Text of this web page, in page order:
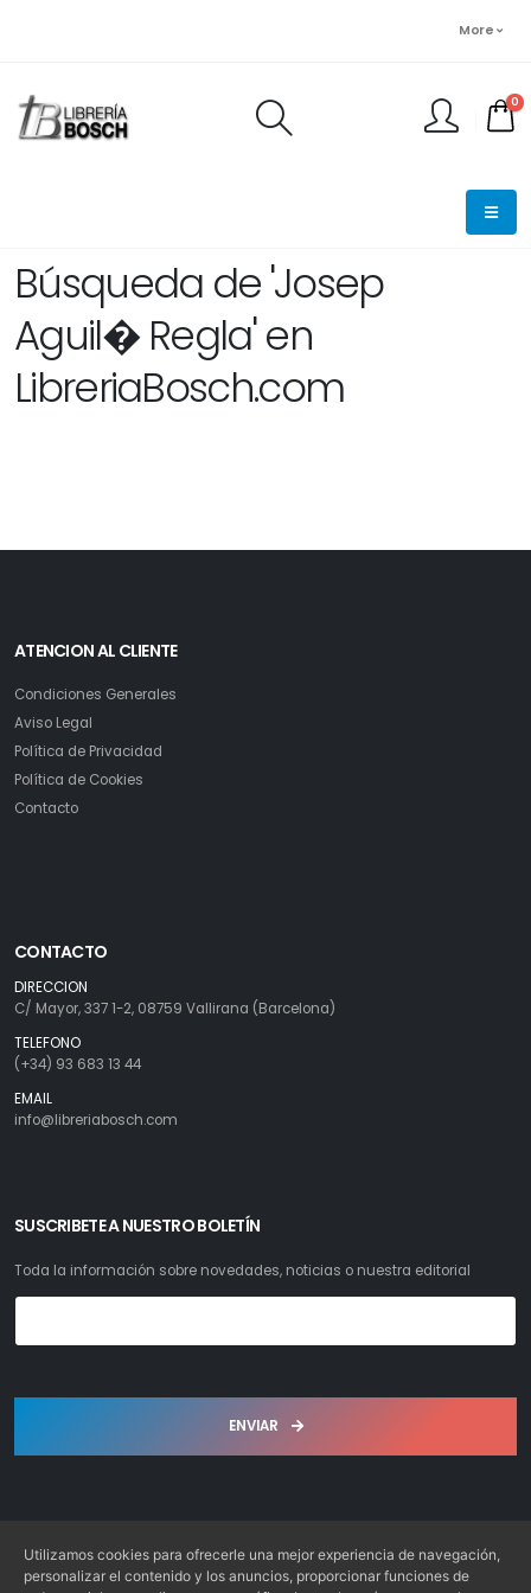
More
0
Búsqueda de 'Josep
Aguil� Regla' en
LibreriaBosch.com
ATENCION AL CLIENTE
Condiciones Generales
Aviso Legal
Política de Privacidad
Política de Cookies
Contacto
CONTACTO
DIRECCION
C/ Mayor, 337 1-2, 08759 Vallirana (Barcelona)
TELEFONO
(+34) 93 683 13 44
EMAIL
info@libreriabosch.com
SUSCRIBETE A NUESTRO BOLETÍN
Toda la información sobre novedades, noticias o nuestra editorial
ENVIAR
Utilizamos cookies para ofrecerle una mejor experiencia de navegación,
personalizar el contenido y los anuncios, proporcionar funciones de